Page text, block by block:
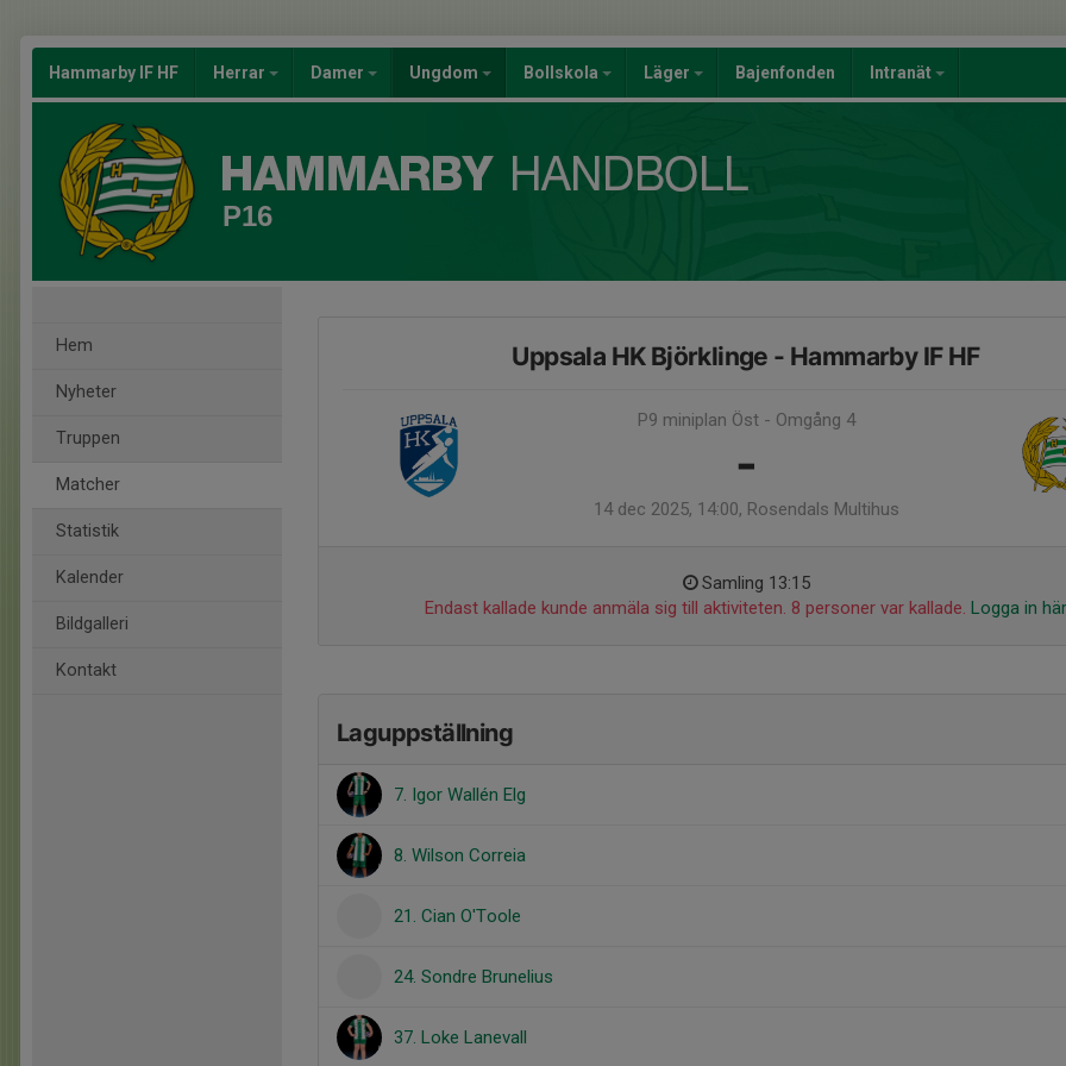
Hammarby IF HF Herrar Damer Ungdom Bollskola Läger Bajenfonden Intranät
P16
Hem
Nyheter
Truppen
Matcher
Statistik
Kalender
Bildgalleri
Kontakt
Uppsala HK Björklinge - Hammarby IF HF
P9 miniplan Öst - Omgång 4
-
14 dec 2025, 14:00, Rosendals Multihus
Samling 13:15
Endast kallade kunde anmäla sig till aktiviteten. 8 personer var kallade. Logga in här
Laguppställning
7. Igor Wallén Elg
8. Wilson Correia
21. Cian O'Toole
24. Sondre Brunelius
37. Loke Lanevall